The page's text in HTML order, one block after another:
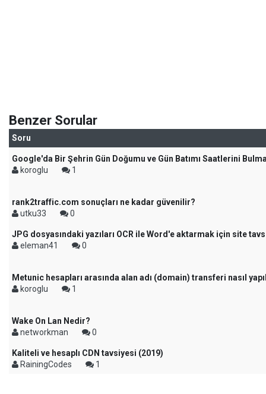
Benzer Sorular
Soru
Google'da Bir Şehrin Gün Doğumu ve Gün Batımı Saatlerini
koroglu
1
rank2traffic.com sonuçları ne kadar güvenilir?
utku33
0
JPG dosyasındaki yazıları OCR ile Word'e aktarmak için site
eleman41
0
Metunic hesapları arasında alan adı (domain) transferi nasıl
koroglu
1
Wake On Lan Nedir?
networkman
0
Kaliteli ve hesaplı CDN tavsiyesi (2019)
RainingCodes
1